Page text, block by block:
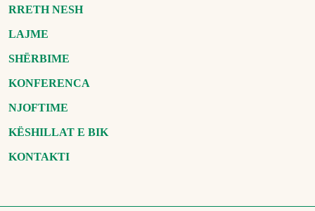
RRETH NESH
LAJME
SHËRBIME
KONFERENCA
NJOFTIME
KËSHILLAT E BIK
KONTAKTI